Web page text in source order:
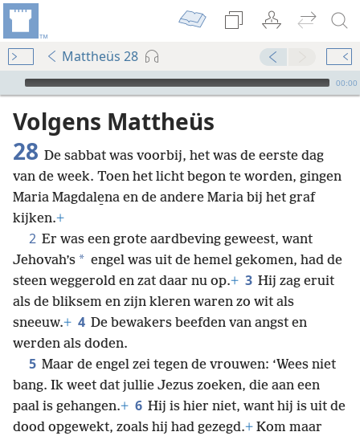
Mattheüs 28
Audio Player
00:00
Volgens Mattheüs
28 De sabbat was voorbij, het was de eerste dag
van de week. Toen het licht begon te worden, gingen
Maria Magdale̱na en de andere Maria bij het graf
kijken.+
2 Er was een grote aardbeving geweest, want
Jehovah’s * engel was uit de hemel gekomen, had de
steen weggerold en zat daar nu op.+ 3 Hij zag eruit
als de bliksem en zijn kleren waren zo wit als
sneeuw.+ 4 De bewakers beefden van angst en
werden als doden.
5 Maar de engel zei tegen de vrouwen: ‘Wees niet
bang. Ik weet dat jullie Jezus zoeken, die aan een
paal is gehangen.+ 6 Hij is hier niet, want hij is uit de
dood opgewekt, zoals hij had gezegd.+ Kom maar